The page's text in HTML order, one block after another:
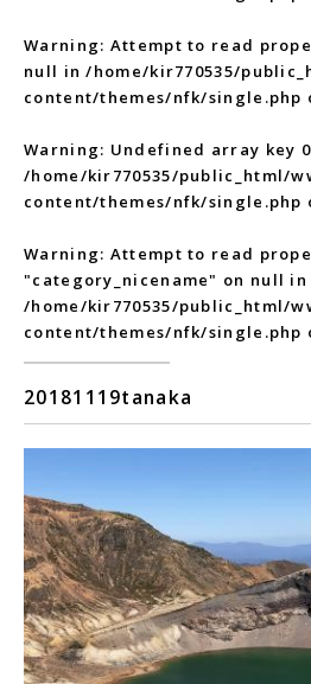
Warning: Attempt to read
null in/home/kir770535/
content/themes/nfk/single.php
Warning: Undefined array key
/home/kir770535/public_html/
content/themes/nfk/single.php
Warning: Attempt to read
"category_nicename" on null in
/home/kir770535/public_html/
content/themes/nfk/single.php
20181119tanaka